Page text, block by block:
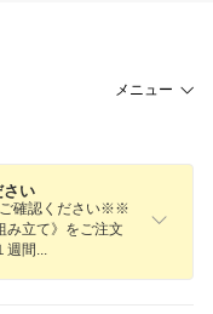
メニュー
さい
確認ください※※
み立て》をご注文
週間